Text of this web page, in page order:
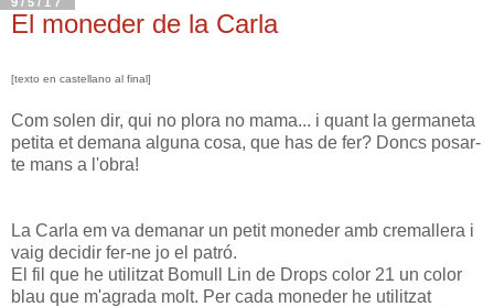
El moneder de la Carla
[texto en castellano al final]
Com solen dir, qui no plora no mama... i quant la germaneta
petita et demana alguna cosa, que has de fer? Doncs posar-
te mans a l'obra!
La Carla em va demanar un petit moneder amb cremallera i
vaig decidir fer-ne jo el patró.
El fil que he utilitzat Bomull Lin de Drops color 21 un color
blau que m'agrada molt. Per cada moneder he utilitzat